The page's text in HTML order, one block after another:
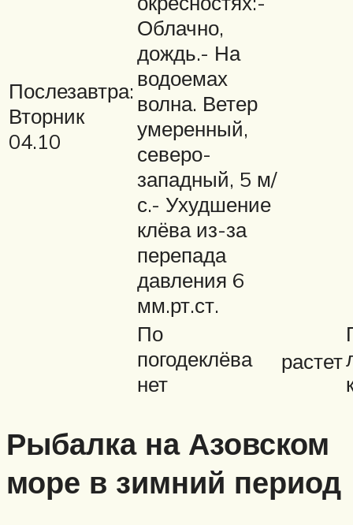
Послезавтра:
Вторник
04.10
Облачно,
дождь.- На
водоемах
волна. Ветер
умеренный,
северо-
западный, 5 м/
с.- Ухудшение
клёва из-за
перепада
давления 6
мм.рт.ст.
По
погодеклёва
нет
растет
Рыбалка на Азовском
море в зимний период